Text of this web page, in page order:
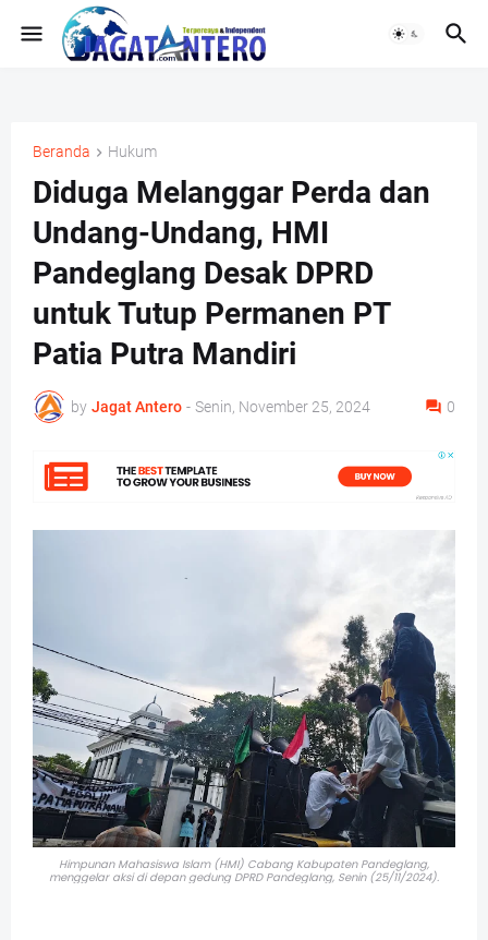
Beranda Hukum
Diduga Melanggar Perda dan
Undang-Undang, HMI
Pandeglang Desak DPRD
untuk Tutup Permanen PT
Patia Putra Mandiri
by Jagat Antero - Senin, November 25, 2024 0
Himpunan Mahasiswa Islam (HMI) Cabang Kabupaten Pandeglang,
menggelar aksi di depan gedung DPRD Pandeglang, Senin (25/11/2024).